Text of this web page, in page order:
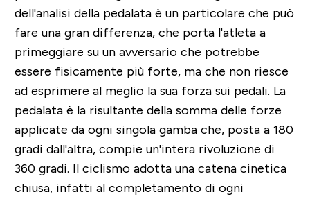
dell'analisi della pedalata è un particolare che può
fare una gran differenza, che porta l'atleta a
primeggiare su un avversario che potrebbe
essere fisicamente più forte, ma che non riesce
ad esprimere al meglio la sua forza sui pedali. La
pedalata è la risultante della somma delle forze
applicate da ogni singola gamba che, posta a 180
gradi dall'altra, compie un'intera rivoluzione di
360 gradi. Il ciclismo adotta una catena cinetica
chiusa, infatti al completamento di ogni